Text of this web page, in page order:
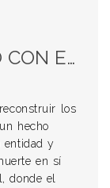
Reglas de la sana crítica.
los
hecho
entidad y
en sí
donde el